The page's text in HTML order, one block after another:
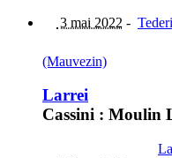
3 mai 2022 -
(Mauvezin)
Larrei
Cassini : Moulin